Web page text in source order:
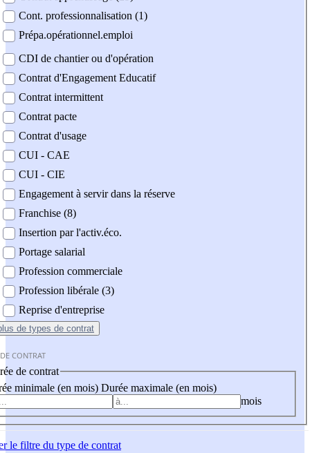
Cont. professionnalisation (1)
Prépa.opérationnel.emploi
CDI de chantier ou d'opération
Contrat d'Engagement Educatif
Contrat intermittent
Contrat pacte
Contrat d'usage
CUI - CAE
CUI - CIE
Engagement à servir dans la réserve
Franchise (8)
Insertion par l'activ.éco.
Portage salarial
Profession commerciale
Profession libérale (3)
Reprise d'entreprise
de types de contrat
CONTRAT
de contrat
minimale (en mois) Durée maximale (en mois)
mois
le filtre du type de contrat